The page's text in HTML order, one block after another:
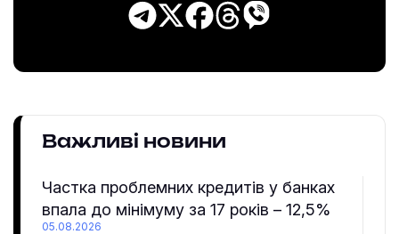
Важливі новини
Частка проблемних кредитів у банках
впала до мінімуму за 17 років – 12,5%
05.08.2026